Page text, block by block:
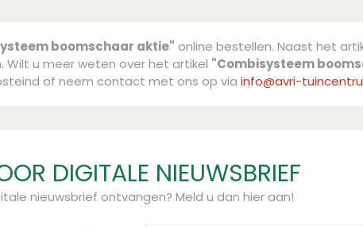
boomschaar aktie" online bestellen. Naast het
Wilt u meer weten over het artikel "Combisysteem
of neem contact met ons op via info@avri-
DIGITALE NIEUWSBRIEF
nieuwsbrief ontvangen? Meld u dan hier aan!